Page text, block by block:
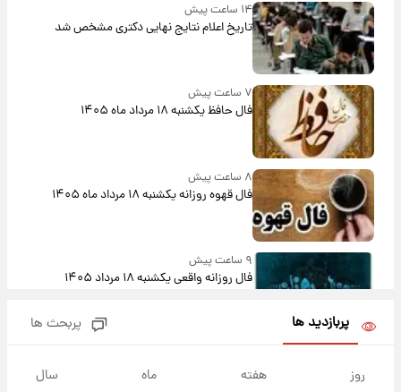
۱۴ ساعت پیش
تاریخ اعلام نتایج نهایی دکتری مشخص شد
۷ ساعت پیش
فال حافظ یکشنبه ۱۸ مرداد ماه ۱۴۰۵
۸ ساعت پیش
فال قهوه روزانه یکشنبه ۱۸ مرداد ماه ۱۴۰۵
۹ ساعت پیش
فال روزانه واقعی یکشنبه ۱۸ مرداد ۱۴۰۵
جدول
پربازدید ها پربحث ها
روز هفته ماه سال